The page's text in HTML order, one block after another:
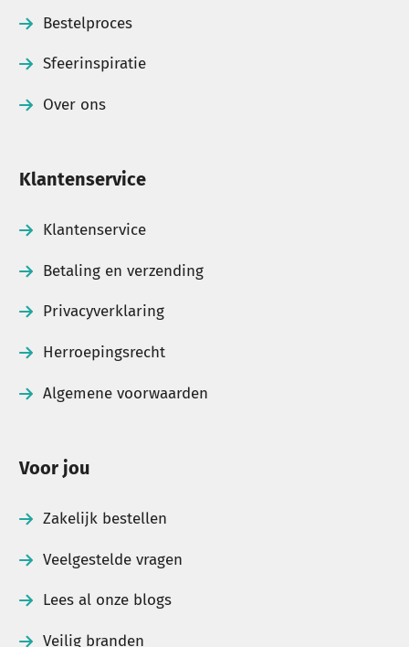
Bestelproces
Sfeerinspiratie
Over ons
Klantenservice
Klantenservice
Betaling en verzending
Privacyverklaring
Herroepingsrecht
Algemene voorwaarden
Voor jou
Zakelijk bestellen
Veelgestelde vragen
Lees al onze blogs
Veilig branden